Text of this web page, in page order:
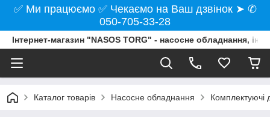
✅ Ми працюємо ✅ Чекаємо на Ваш дзвінок ➤ ✆
050-705-33-28
Інтернет-магазин "NASOS TORG" - насосне обладнання,
Каталог товарів Насосне обладнання Комплектуючі